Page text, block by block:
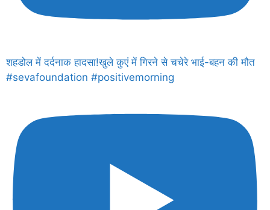
शहडोल में दर्दनाक हादसा!खुले कुएं में गिरने से चचेरे भाई-बहन की मौत
#sevafoundation #positivemorning